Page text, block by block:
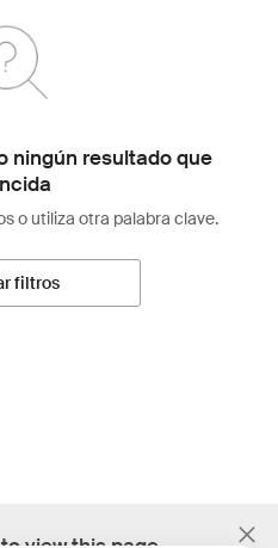
ningún resultado que
o utiliza otra palabra clave.
filtros